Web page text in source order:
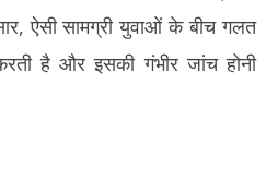
ऐसी सामग्री युवाओं के बीच गलत
है और इसकी गंभीर जांच होनी